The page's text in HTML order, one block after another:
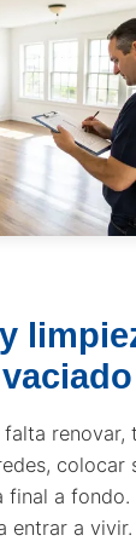
renovar,
colocar
final a fondo.
entrar a vivir.